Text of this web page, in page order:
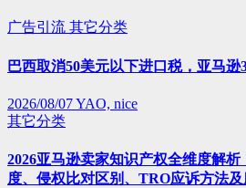
广告引流 其它分类
巴西取消50美元以下进口税，亚马逊
2026/08/07YAO, nice
其它分类
2026亚马逊卖家知识产权全维度解
度、侵权比对区别、TRO应诉方法